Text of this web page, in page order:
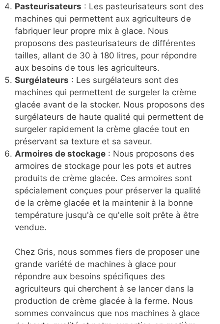
Pasteurisateurs : Les pasteurisateurs sont des
machines qui permettent aux agriculteurs de
fabriquer leur propre mix à glace. Nous
proposons des pasteurisateurs de différentes
tailles, allant de 30 à 180 litres, pour répondre
aux besoins de tous les agriculteurs.
Surgélateurs : Les surgélateurs sont des
machines qui permettent de surgeler la crème
glacée avant de la stocker. Nous proposons des
surgélateurs de haute qualité qui permettent de
surgeler rapidement la crème glacée tout en
préservant sa texture et sa saveur.
Armoires de stockage : Nous proposons des
armoires de stockage pour les pots et autres
produits de crème glacée. Ces armoires sont
spécialement conçues pour préserver la qualité
de la crème glacée et la maintenir à la bonne
température jusqu'à ce qu'elle soit prête à être
vendue.
Chez Gris, nous sommes fiers de proposer une
grande variété de machines à glace pour
répondre aux besoins spécifiques des
agriculteurs qui cherchent à se lancer dans la
production de crème glacée à la ferme. Nous
sommes convaincus que nos machines à glace